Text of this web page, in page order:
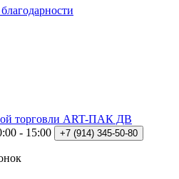
- 15:00 +7 (914) 345-50-80